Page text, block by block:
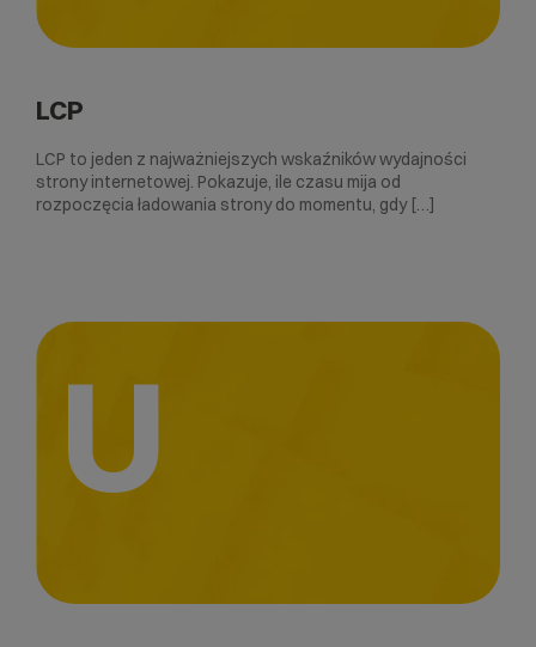
LCP
LCP to jeden z najważniejszych wskaźników wydajności
strony internetowej. Pokazuje, ile czasu mija od
rozpoczęcia ładowania strony do momentu, gdy […]
U